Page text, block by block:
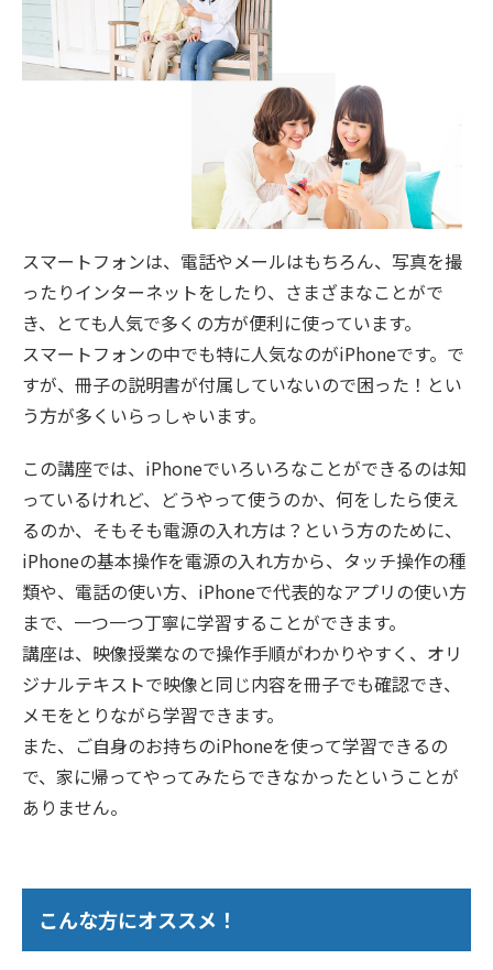
スマートフォンは、電話やメールはもちろん、写真を撮
ったりインターネットをしたり、さまざまなことがで
き、とても人気で多くの方が便利に使っています。
スマートフォンの中でも特に人気なのがiPhoneです。で
すが、冊子の説明書が付属していないので困った！とい
う方が多くいらっしゃいます。
この講座では、iPhoneでいろいろなことができるのは知
っているけれど、どうやって使うのか、何をしたら使え
るのか、そもそも電源の入れ方は？という方のために、
iPhoneの基本操作を電源の入れ方から、タッチ操作の種
類や、電話の使い方、iPhoneで代表的なアプリの使い方
まで、一つ一つ丁寧に学習することができます。
講座は、映像授業なので操作手順がわかりやすく、オリ
ジナルテキストで映像と同じ内容を冊子でも確認でき、
メモをとりながら学習できます。
また、ご自身のお持ちのiPhoneを使って学習できるの
で、家に帰ってやってみたらできなかったということが
ありません。
こんな方にオススメ！